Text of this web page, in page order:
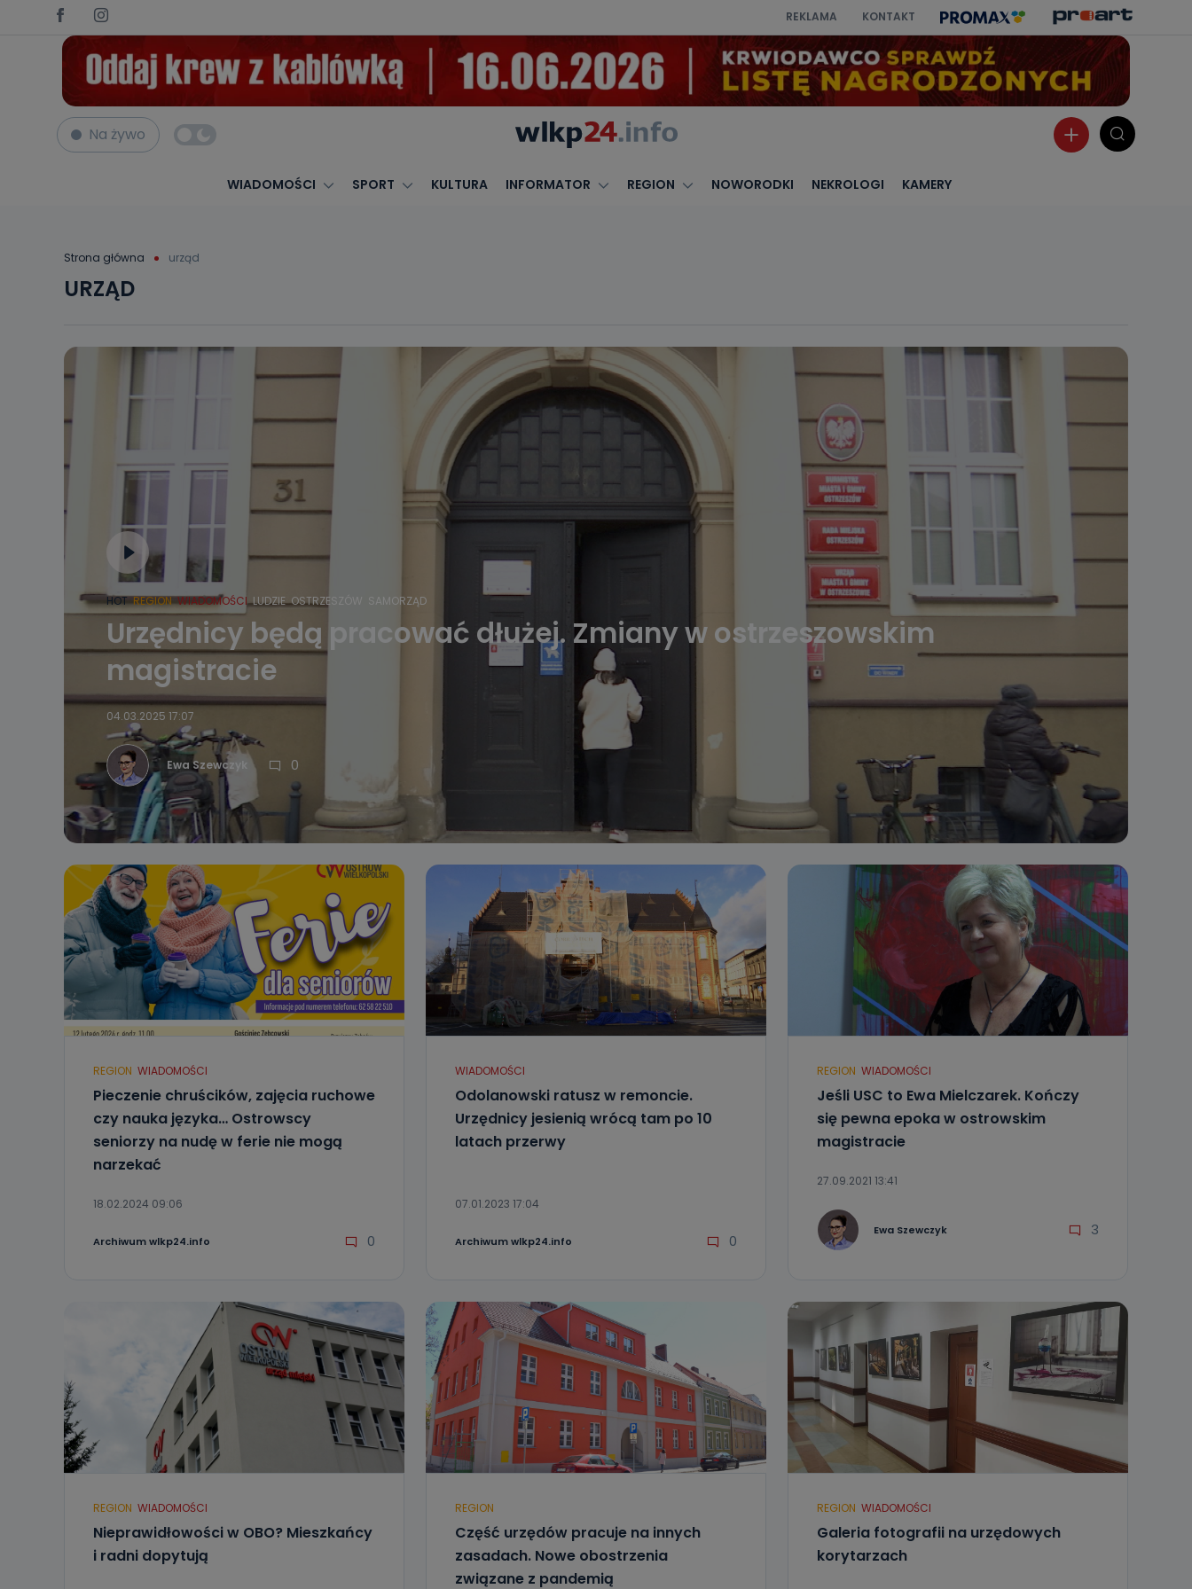
REKLAMA KONTAKT
Na żywo
WIADOMOŚCI SPORT KULTURA INFORMATOR REGION NOWORODKI NEKROLOGI KAMERY
Strona główna urząd
URZĄD
HOT REGION WIADOMOŚCI LUDZIE OSTRZESZÓW SAMORZĄD
Urzędnicy będą pracować dłużej. Zmiany w ostrzeszowskim
magistracie
04.03.2025 17:07
Ewa Szewczyk 0
REGION WIADOMOŚCI
Pieczenie chruścików, zajęcia ruchowe
czy nauka języka… Ostrowscy
seniorzy na nudę w ferie nie mogą
narzekać
18.02.2024 09:06
Archiwum wlkp24.info 0
WIADOMOŚCI
Odolanowski ratusz w remoncie.
Urzędnicy jesienią wrócą tam po 10
latach przerwy
07.01.2023 17:04
Archiwum wlkp24.info 0
REGION WIADOMOŚCI
Jeśli USC to Ewa Mielczarek. Kończy
się pewna epoka w ostrowskim
magistracie
27.09.2021 13:41
Ewa Szewczyk 3
REGION WIADOMOŚCI
Nieprawidłowości w OBO? Mieszkańcy
i radni dopytują
REGION
Część urzędów pracuje na innych
zasadach. Nowe obostrzenia
związane z pandemią
REGION WIADOMOŚCI
Galeria fotografii na urzędowych
korytarzach